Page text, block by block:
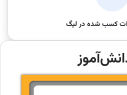
کسب شده در لیگ